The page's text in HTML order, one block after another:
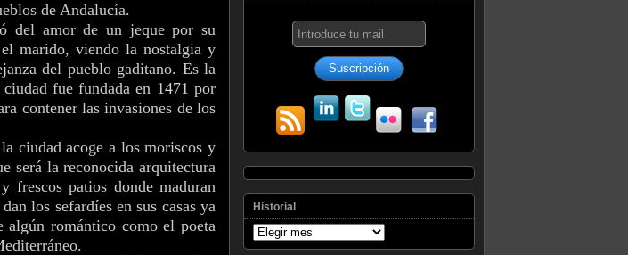
de Andalucía.
del amor de un jeque por su
marido, viendo la nostalgia y
del pueblo gaditano. Es la
fue fundada en 1471 por
contener las invasiones de los
ciudad acoge a los moriscos y
será la reconocida arquitectura
frescos patios donde maduran
los sefardíes en sus casas ya
algún romántico como el poeta
Historial